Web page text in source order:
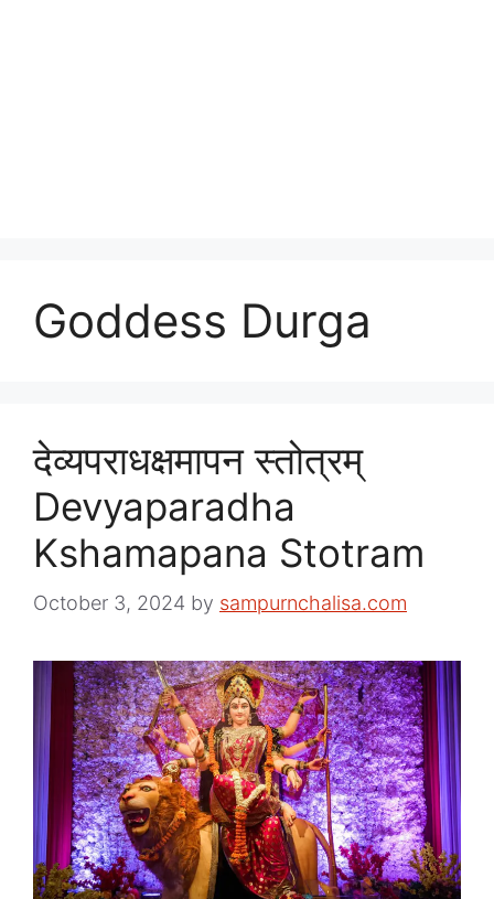
Goddess Durga
देव्यपराधक्षमापन स्तोत्रम्
Devyaparadha
Kshamapana Stotram
October 3, 2024 by sampurnchalisa.com